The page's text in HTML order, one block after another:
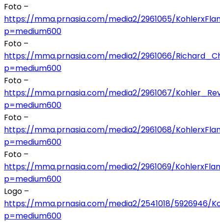
Foto –
https://mma.prnasia.com/media2/2961065/
p=medium600
Foto –
https://mma.prnasia.com/media2/2961066/
p=medium600
Foto –
https://mma.prnasia.com/media2/2961067/
p=medium600
Foto –
https://mma.prnasia.com/media2/2961068/
p=medium600
Foto –
https://mma.prnasia.com/media2/2961069/
p=medium600
Logo –
https://mma.prnasia.com/media2/2541018/5926946/
p=medium600